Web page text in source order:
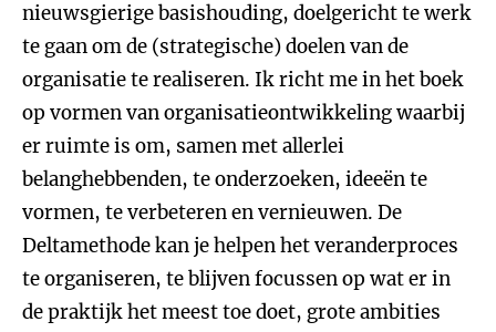
nieuwsgierige basishouding, doelgericht te werk
te gaan om de (strategische) doelen van de
organisatie te realiseren. Ik richt me in het boek
op vormen van organisatieontwikkeling waarbij
er ruimte is om, samen met allerlei
belanghebbenden, te onderzoeken, ideeën te
vormen, te verbeteren en vernieuwen. De
Deltamethode kan je helpen het veranderproces
te organiseren, te blijven focussen op wat er in
de praktijk het meest toe doet, grote ambities